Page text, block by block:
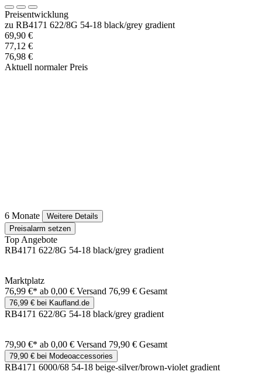
Preisentwicklung
zu RB4171 622/8G 54-18 black/grey gradient
69,90 €
77,12 €
76,98 €
Aktuell normaler Preis
6 Monate
Weitere Details
Preisalarm setzen
Top Angebote
RB4171 622/8G 54-18 black/grey gradient
Marktplatz
76,99 €* ab 0,00 € Versand 76,99 € Gesamt
76,99 € bei Kaufland.de
RB4171 622/8G 54-18 black/grey gradient
79,90 €* ab 0,00 € Versand 79,90 € Gesamt
79,90 € bei Modeoaccessories
RB4171 6000/68 54-18 beige-silver/brown-violet gradient